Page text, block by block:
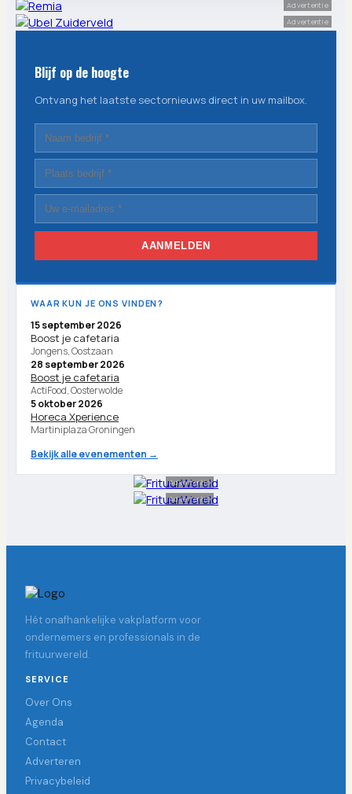
Advertentie
Advertentie
Blijf op de hoogte
Ontvang het laatste sectornieuws direct in uw mailbox.
AANMELDEN
WAAR KUN JE ONS VINDEN?
15 september 2026
Boost je cafetaria
Jongens, Oostzaan
28 september 2026
Boost je cafetaria
ActiFood, Oosterwolde
5 oktober 2026
Horeca Xperience
Martiniplaza Groningen
Bekijk alle evenementen →
Advertentie
Advertentie
Hét onafhankelijke vakplatform voor
ondernemers en professionals in de
frituurwereld.
SERVICE
Over Ons
Agenda
Contact
Adverteren
Privacybeleid